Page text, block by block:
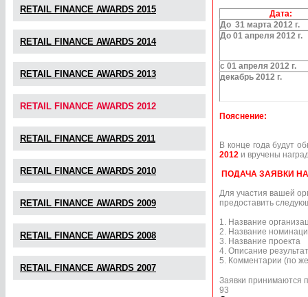
Дата:
До 31 марта 2012 г.
До 01 апреля 2012 г.
c 01 апреля 2012 г.
декабрь 2012 г.
Пояснение:
В конце года будут
2012 и вручены
ПОДАЧА ЗАЯВКИ
Для участия вашей
предоставить
1. Название
2. Название
3. Название проекта
4. Описание
5. Комментарии (по
Заявки принимаются
93
RETAIL FINANCE AWARDS 2015
RETAIL FINANCE AWARDS 2014
RETAIL FINANCE AWARDS 2013
RETAIL FINANCE AWARDS 2012
RETAIL FINANCE AWARDS 2011
RETAIL FINANCE AWARDS 2010
RETAIL FINANCE AWARDS 2009
RETAIL FINANCE AWARDS 2008
RETAIL FINANCE AWARDS 2007